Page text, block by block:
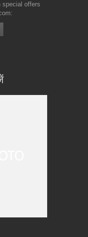
special offers